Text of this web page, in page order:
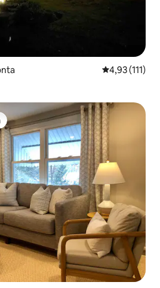
Gemiddelde
4,93 (111)